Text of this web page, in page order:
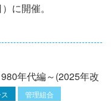
に開催。
年代編～(2025年改
管理組合